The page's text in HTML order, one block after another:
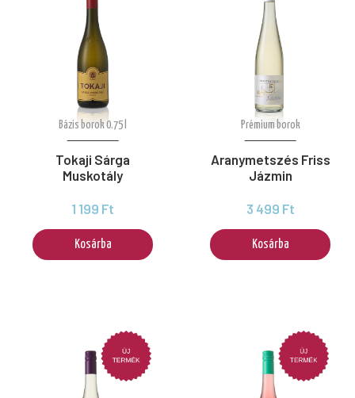
Bázis borok 0.75 l
Tokaji Sárga
Muskotály
1 199 Ft
Kosárba
Prémium borok
Aranymetszés Friss
Jázmin
3 499 Ft
Kosárba